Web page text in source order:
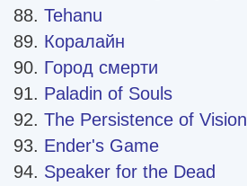
Tehanu
Коралайн
Город смерти
Paladin of Souls
The Persistence of Vision
Ender's Game
Speaker for the Dead